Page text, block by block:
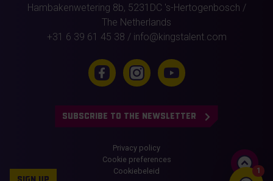
Hambakenwetering 8b, 5231DC 's-Hertogenbosch /
The Netherlands
+31 6 39 61 45 38 / info@kingstalent.com
SUBSCRIBE TO THE NEWSLETTER
Privacy policy
Cookie preferences
Cookiebeleid
1